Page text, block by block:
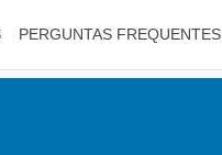
PERGUNTAS FREQUENTES